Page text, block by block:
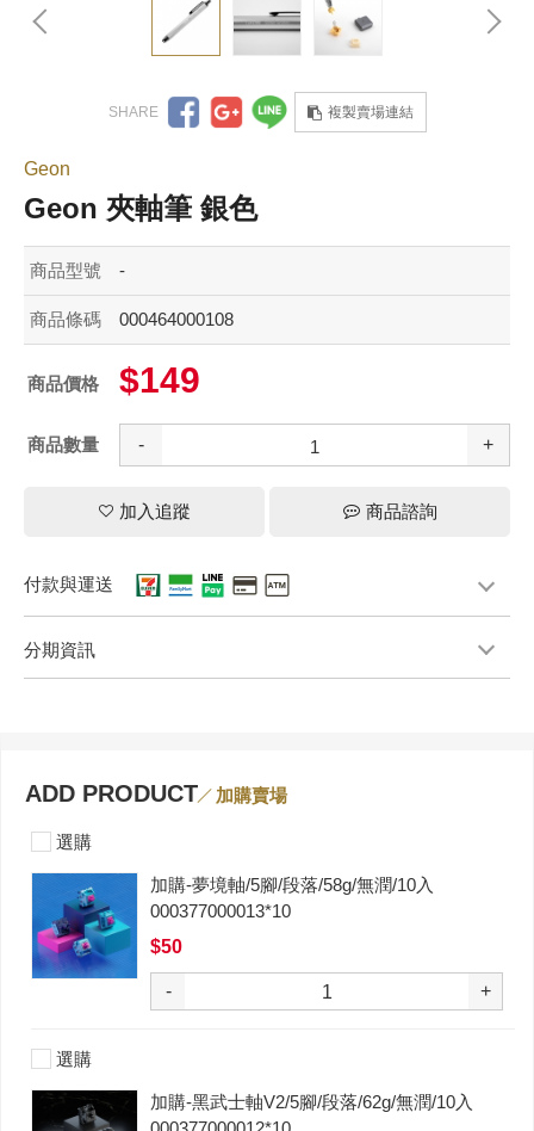
複製賣場連結
Geon
Geon 夾軸筆 銀色
商品型號 -
商品條碼 000464000108
商品價格 $149
商品數量 - +
加入追蹤 商品諮詢
付款與運送
分期資訊
ADD PRODUCT 加購賣場
選購
加購-夢境軸/5腳/段落/58g/無潤/10入
000377000013*10
$50
- +
選購
加購-黑武士軸V2/5腳/段落/62g/無潤/10入